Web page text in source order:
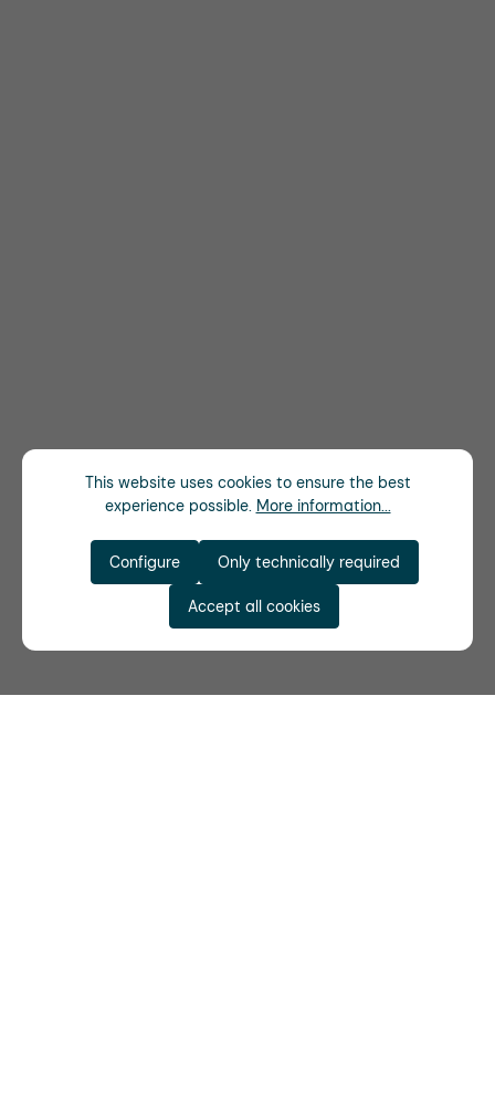
This website uses cookies to ensure the best
experience possible. More information...
Only technically required
Configure
Accept all cookies